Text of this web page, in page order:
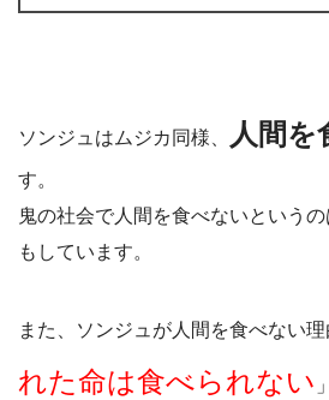
ソンジュはムジカ同様、 人間を
す。
鬼の社会で人間を食べないという
もしています。
また、ソンジュが人間を食べない理
れた命は食べられない